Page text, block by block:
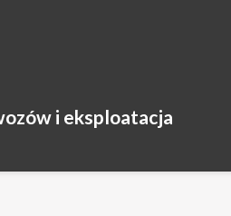
i eksploatacja